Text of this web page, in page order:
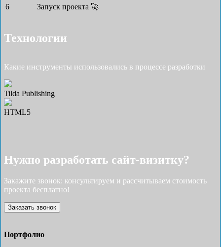
6
Запуск проекта 🚀
Технологии
Какие инструменты использовались в процессе разработки
Tilda Publishing
HTML5
Нужно разработать cайт-визитку?
Закажите звонок: консультируем и рассчитываем стоимость
проекта бесплатно!
Заказать звонок
Портфолио